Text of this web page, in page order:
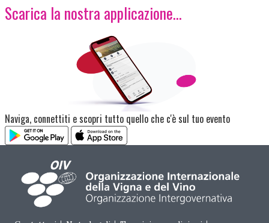
Scarica la nostra applicazione...
Immagine
Naviga, connettiti e scopri tutto quello che c'è sul tuo evento